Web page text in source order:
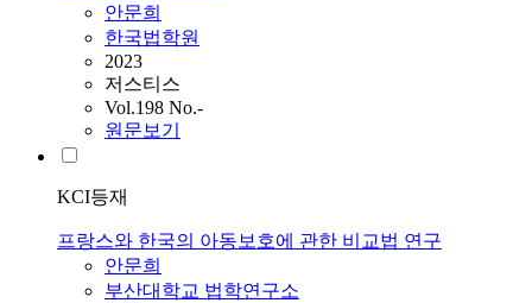
안문희
한국법학원
2023
저스티스
Vol.198 No.-
원문보기
KCI등재
프랑스와 한국의 아동보호에 관한 비교법 연구
안문희
부산대학교 법학연구소